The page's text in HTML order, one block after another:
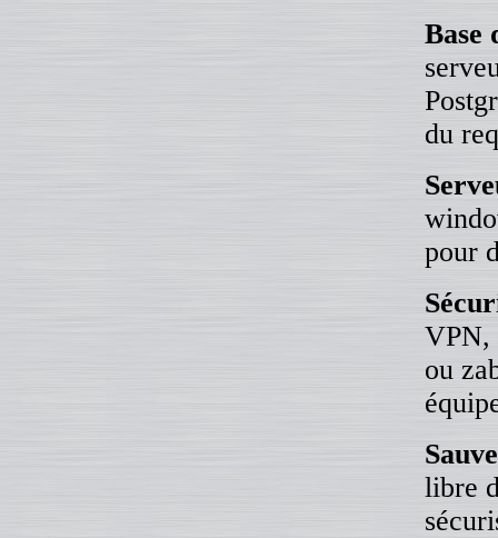
Base
du
pour
VPN,
ou
libre